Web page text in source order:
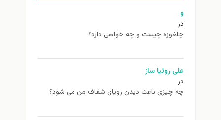
و
در
چلغوزه چیست و چه خواصی دارد؟
علی روئیا ساز
در
چه چیزی باعث دیدن رویای شفاف من می شود؟